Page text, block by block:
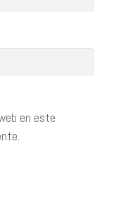
en este